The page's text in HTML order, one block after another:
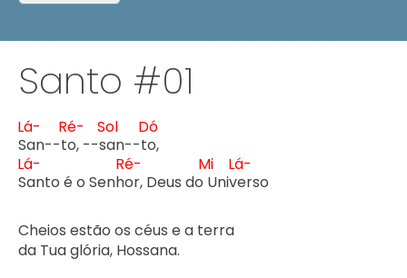
Santo #01
S
Lá-
an--t
Ré-
o, --s
Sol
an--t
Dó
o,
S
Lá-
anto é o Senh
Ré-
or, Deus do
Mi
Univ
Lá-
erso
Cheios estão os céus e a terra
da Tua glória, Hossana.